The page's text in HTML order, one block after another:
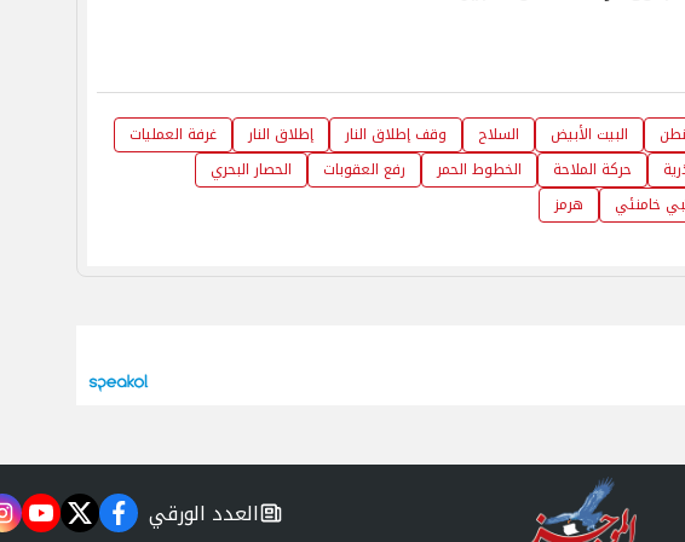
البيت الأبيض السلاح وقف إطلاق النار إطلاق النار
غرفة العمليات
حركة الملاحة الخطوط الحمر رفع العقوبات
الحصار البحري
خامنئي هرمز
newspaper
العدد الورقي facebook
twitter